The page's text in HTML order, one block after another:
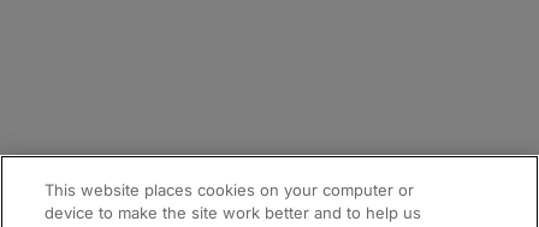
This website places cookies on your computer or
device to make the site work better and to help us